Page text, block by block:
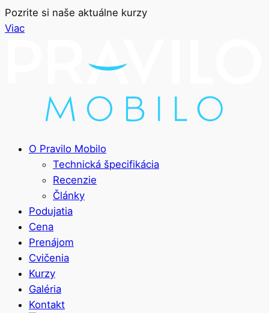
Pozrite si naše aktuálne kurzy
Viac
O Pravilo Mobilo
Technická špecifikácia
Recenzie
Články
Podujatia
Cena
Prenájom
Cvičenia
Kurzy
Galéria
Kontakt